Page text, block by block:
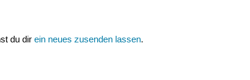
du direin neues zusenden lassen.